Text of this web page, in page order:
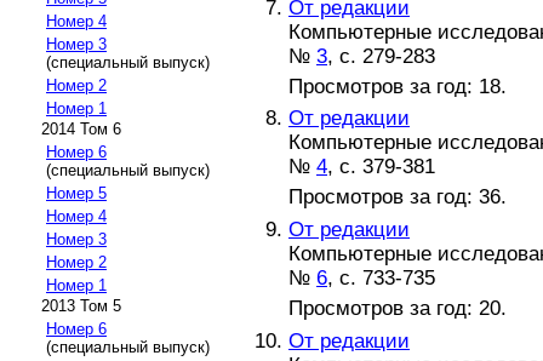
Номер 4
Номер 3
(специальный выпуск)
Номер 2
Номер 1
2014 Том 6
Номер 6
(специальный выпуск)
Номер 5
Номер 4
Номер 3
Номер 2
Номер 1
2013 Том 5
Номер 6
(специальный выпуск)
От редакции
Компьютерные
№ 3, с. 279-283
Просмотров за год: 18.
От редакции
Компьютерные
№ 4, с. 379-381
Просмотров за год: 36.
От редакции
Компьютерные
№ 6, с. 733-735
Просмотров за год: 20.
От редакции